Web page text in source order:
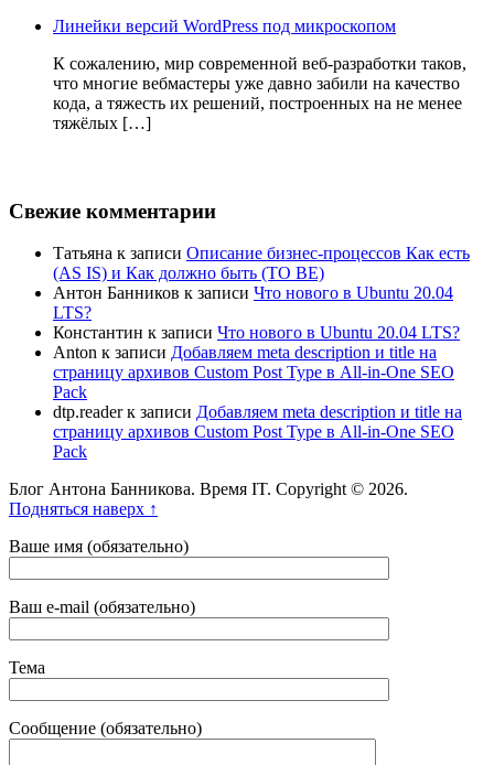
Линейки версий WordPress под микроскопом
К сожалению, мир современной веб-разработки таков,
что многие вебмастеры уже давно забили на качество
кода, а тяжесть их решений, построенных на не менее
тяжёлых […]
Свежие комментарии
Татьяна к записи Описание бизнес-процессов Как есть
(AS IS) и Как должно быть (TO BE)
Антон Банников к записи Что нового в Ubuntu 20.04
LTS?
Константин к записи Что нового в Ubuntu 20.04 LTS?
Anton к записи Добавляем meta description и title на
страницу архивов Custom Post Type в All-in-One SEO
Pack
dtp.readerк записи Добавляем meta description и title на
страницу архивов Custom Post Type в All-in-One SEO
Pack
Блог Антона Банникова. Время IT. Copyright © 2026.
Подняться наверх ↑
Ваше имя (обязательно)
Ваш e-mail (обязательно)
Тема
Сообщение (обязательно)